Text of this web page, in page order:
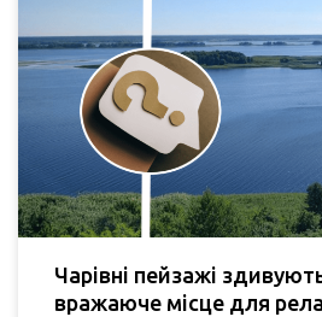
Чарівні пейзажі
вражаюче місце для